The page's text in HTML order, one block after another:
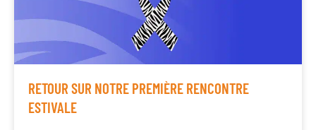
RETOUR SUR NOTRE PREMIÈRE RENCONTRE
ESTIVALE